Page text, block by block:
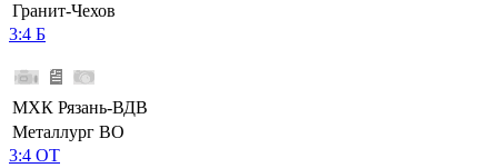
Гранит-Чехов
3:4 Б
МХК Рязань-ВДВ
Металлург ВО
3:4 ОТ